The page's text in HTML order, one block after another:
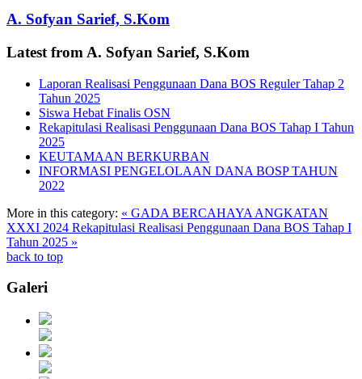
A. Sofyan Sarief, S.Kom
Latest from A. Sofyan Sarief, S.Kom
Laporan Realisasi Penggunaan Dana BOS Reguler Tahap 2
Tahun 2025
Siswa Hebat Finalis OSN
Rekapitulasi Realisasi Penggunaan Dana BOS Tahap I Tahun
2025
KEUTAMAAN BERKURBAN
INFORMASI PENGELOLAAN DANA BOSP TAHUN
2022
More in this category: « GADA BERCAHAYA ANGKATAN
XXXI 2024 Rekapitulasi Realisasi Penggunaan Dana BOS Tahap I
Tahun 2025 »
back to top
Galeri